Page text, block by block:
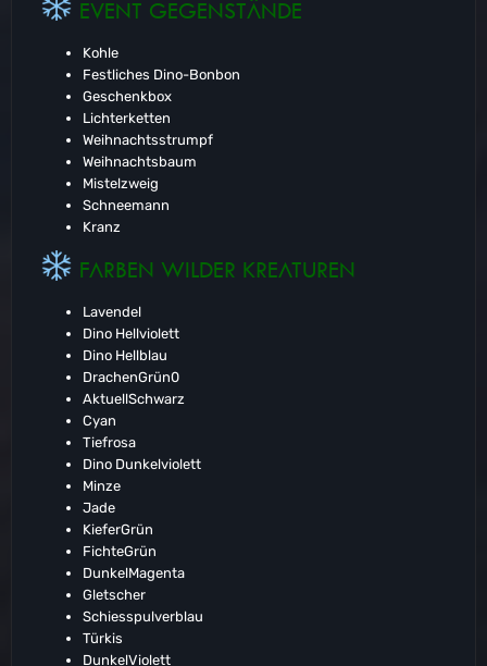
EVENT GEGENSTÄNDE
Kohle
Festliches Dino-Bonbon
Geschenkbox
Lichterketten
Weihnachtsstrumpf
Weihnachtsbaum
Mistelzweig
Schneemann
Kranz
FARBEN WILDER KREATUREN
Lavendel
Dino Hellviolett
Dino Hellblau
DrachenGrün0
AktuellSchwarz
Cyan
Tiefrosa
Dino Dunkelviolett
Minze
Jade
KieferGrün
FichteGrün
DunkelMagenta
Gletscher
Schiesspulverblau
Türkis
DunkelViolett